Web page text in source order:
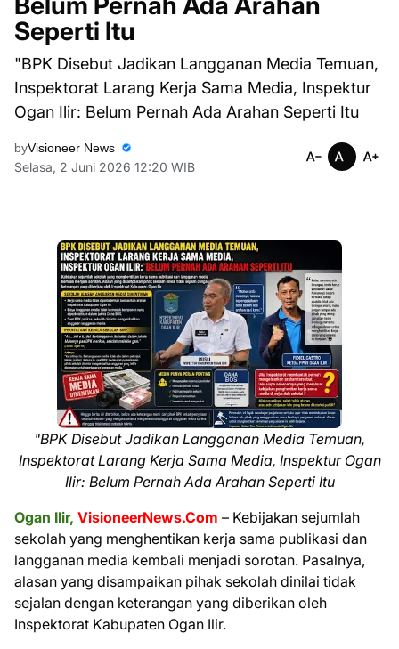
Seperti Itu
"BPK Disebut Jadikan Langganan Media Temuan,
Inspektorat Larang Kerja Sama Media, Inspektur
Ogan Ilir: Belum Pernah Ada Arahan Seperti Itu
byVisioneer News
Selasa, 2 Juni 2026 12:20 WIB
"BPK Disebut Jadikan Langganan Media Temuan,
Inspektorat Larang Kerja Sama Media, Inspektur Ogan
Ilir: Belum Pernah Ada Arahan Seperti Itu
Ogan Ilir, VisioneerNews.Com – Kebijakan sejumlah
sekolah yang menghentikan kerja sama publikasi dan
langganan media kembali menjadi sorotan. Pasalnya,
alasan yang disampaikan pihak sekolah dinilai tidak
sejalan dengan keterangan yang diberikan oleh
Inspektorat Kabupaten Ogan Ilir.